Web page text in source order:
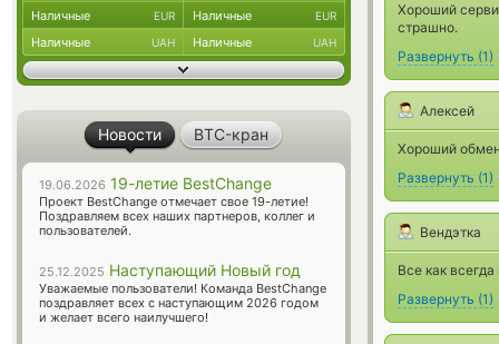
Хороший
страшно.
Развернуть (1)
Алексей
Хороший
Развернуть (1)
Вендэтка
Все как всегда
Развернуть (1)
Наличные EUR Наличные EUR
Наличные UAH Наличные UAH
Новости BTC-кран
19.06.2026 19-летие BestChange
Проект BestChange отмечает свое 19-летие!
Поздравляем всех наших партнеров, коллег и
пользователей.
25.12.2025 Наступающий Новый год
Уважаемые пользователи! Команда BestChange
поздравляет всех с наступающим 2026 годом
и желает всего наилучшего!